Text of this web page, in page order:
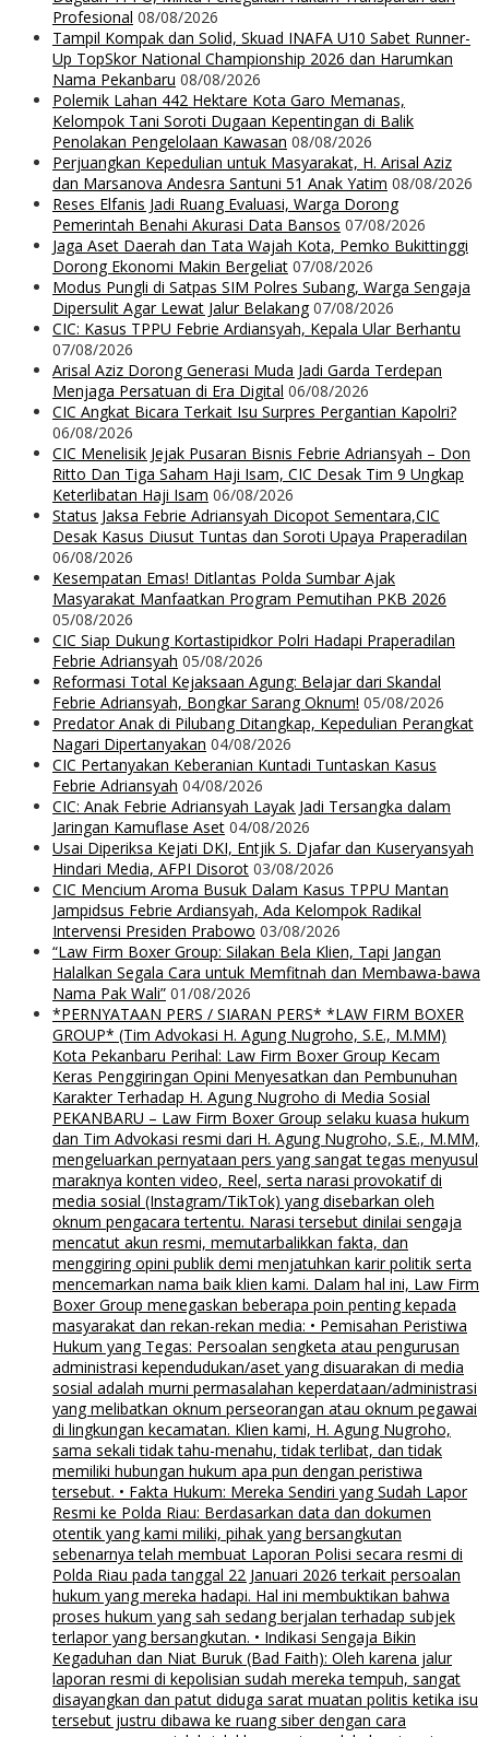
Profesional 08/08/2026
Tampil Kompak dan Solid, Skuad INAFA U10 Sabet Runner-
Up TopSkor National Championship 2026 dan Harumkan
Nama Pekanbaru 08/08/2026
Polemik Lahan 442 Hektare Kota Garo Memanas,
Kelompok Tani Soroti Dugaan Kepentingan di Balik
Penolakan Pengelolaan Kawasan 08/08/2026
Perjuangkan Kepedulian untuk Masyarakat, H. Arisal Aziz
dan Marsanova Andesra Santuni 51 Anak Yatim 08/08/2026
Reses Elfanis Jadi Ruang Evaluasi, Warga Dorong
Pemerintah Benahi Akurasi Data Bansos 07/08/2026
Jaga Aset Daerah dan Tata Wajah Kota, Pemko Bukittinggi
Dorong Ekonomi Makin Bergeliat 07/08/2026
Modus Pungli di Satpas SIM Polres Subang, Warga Sengaja
Dipersulit Agar Lewat Jalur Belakang 07/08/2026
CIC: Kasus TPPU Febrie Ardiansyah, Kepala Ular Berhantu
07/08/2026
Arisal Aziz Dorong Generasi Muda Jadi Garda Terdepan
Menjaga Persatuan di Era Digital 06/08/2026
CIC Angkat Bicara Terkait Isu Surpres Pergantian Kapolri?
06/08/2026
CIC Menelisik Jejak Pusaran Bisnis Febrie Adriansyah – Don
Ritto Dan Tiga Saham Haji Isam, CIC Desak Tim 9 Ungkap
Keterlibatan Haji Isam 06/08/2026
Status Jaksa Febrie Adriansyah Dicopot Sementara,CIC
Desak Kasus Diusut Tuntas dan Soroti Upaya Praperadilan
06/08/2026
Kesempatan Emas! Ditlantas Polda Sumbar Ajak
Masyarakat Manfaatkan Program Pemutihan PKB 2026
05/08/2026
CIC Siap Dukung Kortastipidkor Polri Hadapi Praperadilan
Febrie Adriansyah 05/08/2026
Reformasi Total Kejaksaan Agung: Belajar dari Skandal
Febrie Adriansyah, Bongkar Sarang Oknum! 05/08/2026
Predator Anak di Pilubang Ditangkap, Kepedulian Perangkat
Nagari Dipertanyakan 04/08/2026
CIC Pertanyakan Keberanian Kuntadi Tuntaskan Kasus
Febrie Adriansyah 04/08/2026
CIC: Anak Febrie Adriansyah Layak Jadi Tersangka dalam
Jaringan Kamuflase Aset 04/08/2026
Usai Diperiksa Kejati DKI, Entjik S. Djafar dan Kuseryansyah
Hindari Media, AFPI Disorot 03/08/2026
CIC Mencium Aroma Busuk Dalam Kasus TPPU Mantan
Jampidsus Febrie Ardiansyah, Ada Kelompok Radikal
Intervensi Presiden Prabowo 03/08/2026
“Law Firm Boxer Group: Silakan Bela Klien, Tapi Jangan
Halalkan Segala Cara untuk Memfitnah dan Membawa-bawa
Nama Pak Wali” 01/08/2026
*PERNYATAAN PERS / SIARAN PERS* *LAW FIRM BOXER
GROUP* (Tim Advokasi H. Agung Nugroho, S.E., M.MM)
Kota Pekanbaru Perihal: Law Firm Boxer Group Kecam
Keras Penggiringan Opini Menyesatkan dan Pembunuhan
Karakter Terhadap H. Agung Nugroho di Media Sosial
PEKANBARU – Law Firm Boxer Group selaku kuasa hukum
dan Tim Advokasi resmi dari H. Agung Nugroho, S.E., M.MM,
mengeluarkan pernyataan pers yang sangat tegas menyusul
maraknya konten video, Reel, serta narasi provokatif di
media sosial (Instagram/TikTok) yang disebarkan oleh
oknum pengacara tertentu. Narasi tersebut dinilai sengaja
mencatut akun resmi, memutarbalikkan fakta, dan
menggiring opini publik demi menjatuhkan karir politik serta
mencemarkan nama baik klien kami. Dalam hal ini, Law Firm
Boxer Group menegaskan beberapa poin penting kepada
masyarakat dan rekan-rekan media: • Pemisahan Peristiwa
Hukum yang Tegas: Persoalan sengketa atau pengurusan
administrasi kependudukan/aset yang disuarakan di media
sosial adalah murni permasalahan keperdataan/administrasi
yang melibatkan oknum perseorangan atau oknum pegawai
di lingkungan kecamatan. Klien kami, H. Agung Nugroho,
sama sekali tidak tahu-menahu, tidak terlibat, dan tidak
memiliki hubungan hukum apa pun dengan peristiwa
tersebut. • Fakta Hukum: Mereka Sendiri yang Sudah Lapor
Resmi ke Polda Riau: Berdasarkan data dan dokumen
otentik yang kami miliki, pihak yang bersangkutan
sebenarnya telah membuat Laporan Polisi secara resmi di
Polda Riau pada tanggal 22 Januari 2026 terkait persoalan
hukum yang mereka hadapi. Hal ini membuktikan bahwa
proses hukum yang sah sedang berjalan terhadap subjek
terlapor yang bersangkutan. • Indikasi Sengaja Bikin
Kegaduhan dan Niat Buruk (Bad Faith): Oleh karena jalur
laporan resmi di kepolisian sudah mereka tempuh, sangat
disayangkan dan patut diduga sarat muatan politis ketika isu
tersebut justru dibawa ke ruang siber dengan cara